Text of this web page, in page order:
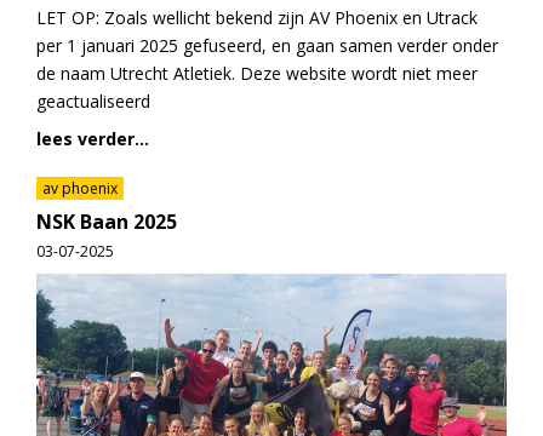
LET OP: Zoals wellicht bekend zijn AV Phoenix en Utrack
per 1 januari 2025 gefuseerd, en gaan samen verder onder
de naam Utrecht Atletiek. Deze website wordt niet meer
geactualiseerd
lees verder...
av phoenix
NSK Baan 2025
03-07-2025